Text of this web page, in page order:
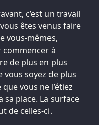
c’est un travail
êtes venus faire
vous-mêmes,
à
de plus en plus
soyez de plus
vous ne l’étiez
place. La surface
de celles-ci.